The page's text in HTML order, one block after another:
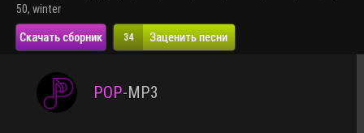
50, winter
Скачать сборник 34 Заценить песни
POP-MP3